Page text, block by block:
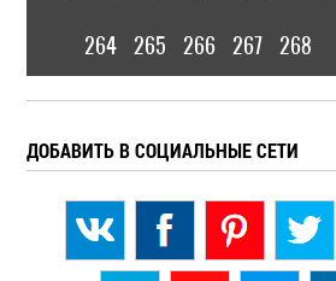
264 265 266 267 268
ДОБАВИТЬ В СОЦИАЛЬНЫЕ СЕТИ